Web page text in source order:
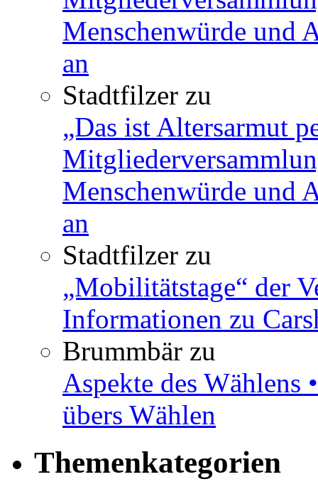
Menschenwürde und
an
Stadtfilzer zu
„Das ist Altersarmut
Menschenwürde und
an
Stadtfilzer zu
„Mobilitätstage“ der
Informationen zu
Brummbär zu
Aspekte des
übers Wählen
Themenkategorien